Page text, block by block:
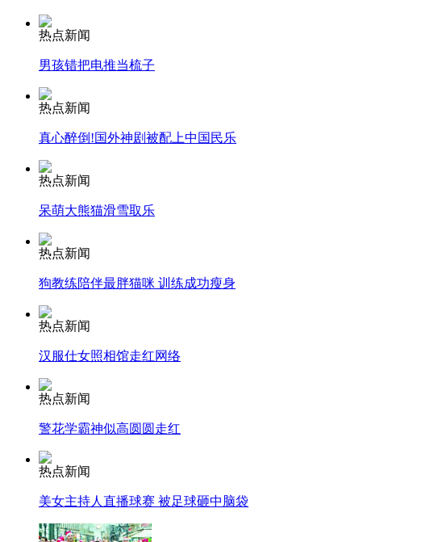
外交部：反对强权政治霸凌主义
外交部：有关国家言论片面不公正
安徽一实载49人客车翻车
走！跟着总书记去植树
消防员救轻生者
纽约上演“枕头大战”
司机酒驾遇交警 急速倒车逃窜
热点新闻
男孩错把电推当梳子
热点新闻
真心醉倒!国外神剧被配上中国民乐
热点新闻
呆萌大熊猫滑雪取乐
热点新闻
狗教练陪伴最胖猫咪 训练成功瘦身
热点新闻
汉服仕女照相馆走红网络
热点新闻
警花学霸神似高圆圆走红
热点新闻
美女主持人直播球赛 被足球砸中脑袋